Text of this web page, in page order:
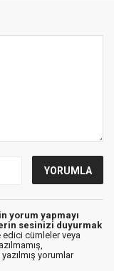
yorum yapmayı
sesinizi duyurmak
cümleler veya
yorumlar